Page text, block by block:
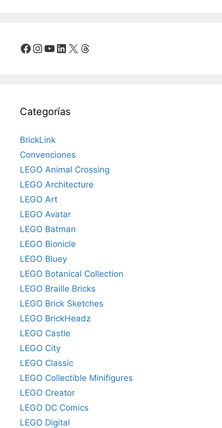
Facebook
Instagram
YouTube
LinkedIn
X Threads
Categorías
BrickLink
Convenciones
LEGO Animal Crossing
LEGO Architecture
LEGO Art
LEGO Avatar
LEGO Batman
LEGO Bionicle
LEGO Bluey
LEGO Botanical Collection
LEGO Braille Bricks
LEGO Brick Sketches
LEGO BrickHeadz
LEGO Castle
LEGO City
LEGO Classic
LEGO Collectible Minifigures
LEGO Creator
LEGO DC Comics
LEGO Digital